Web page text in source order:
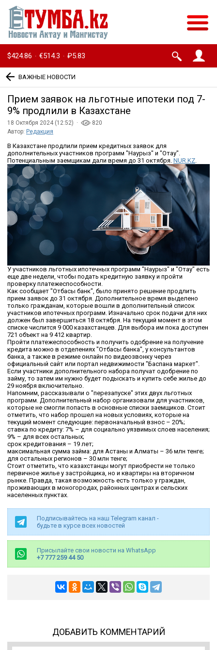
$424.86 · €514.3 · ₽5.83
ВАЖНЫЕ НОВОСТИ
Прием заявок на льготные ипотеки под 7-
9% продлили в Казахстане
18 Октября 2024 (12:52) ·
820
Автор: Редакция
В Казахстане продлили прием кредитных заявок для
дополнительных участников программ "Наурыз" и "Отау".
Потенциальным заемщикам дали время до 31 октября. NUR.KZ.
У участников льготных ипотечных программ "Наурыз" и "Отау" есть
еще две недели, чтобы подать кредитную заявку и пройти
проверку платежеспособности.
Как сообщает "Отбасы банк", было принято решение продлить
прием заявок до 31 октября. Дополнительное время выделено
только гражданам, которые вошли в дополнительный список
участников ипотечных программ. Изначально срок подачи для них
должен был завершиться 18 октября. На текущий момент в этом
списке числится 9 000 казахстанцев. Для выбора им пока доступен
721 объект на 9 412 квартир.
Пройти платежеспособность и получить одобрение на получение
кредита можно в отделениях "Отбасы банка", у консультантов
банка, а также в режиме онлайн по видеозвонку через
официальный сайт или портал недвижимости "Баспана маркет".
Если участники дополнительного набора получат одобрение по
займу, то затем им нужно будет подыскать и купить себе жилье до
29 ноября включительно.
Напомним, рассказывали о "перезапуске" этих двух льготных
программ. Дополнительный набор организовали для участников,
которые не смогли попасть в основные списки заемщиков. Стоит
отметить, что набор прошел на новых условиях, которые на
текущий момент следующие: первоначальный взнос – 20%;
ставка по кредиту: 7% – для социально уязвимых слоев населения;
9% – для всех остальных;
срок кредитования – 19 лет;
максимальная сумма займа: для Астаны и Алматы – 36 млн тенге;
для остальных регионов – 30 млн тенге;
Стоит отметить, что казахстанцы могут приобрести не только
первичное жилье у застройщика, но и квартиры на вторичном
рынке. Правда, такая возможность есть только у граждан,
проживающих в моногородах, районных центрах и сельских
населенных пунктах.
Подписывайтесь на наш Telegram канал -
будьте в курсе всех новостей
Присылайте свои новости на WhatsApp
+7 777 259 44 50
ДОБАВИТЬ КОММЕНТАРИЙ